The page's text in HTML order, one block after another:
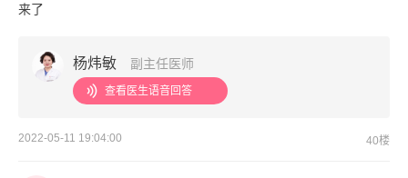
来了
杨炜敏 副主任医师
查看医生语音回答
2022-05-11 19:04:00 40楼